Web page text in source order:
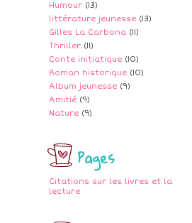
Humour (13)
littérature jeunesse (13)
Gilles La Carbona (11)
Thriller (11)
Conte initiatique (10)
Roman historique (10)
Album jeunesse (9)
Amitié (9)
Nature (9)
Pages
Citations sur les livres et la
lecture